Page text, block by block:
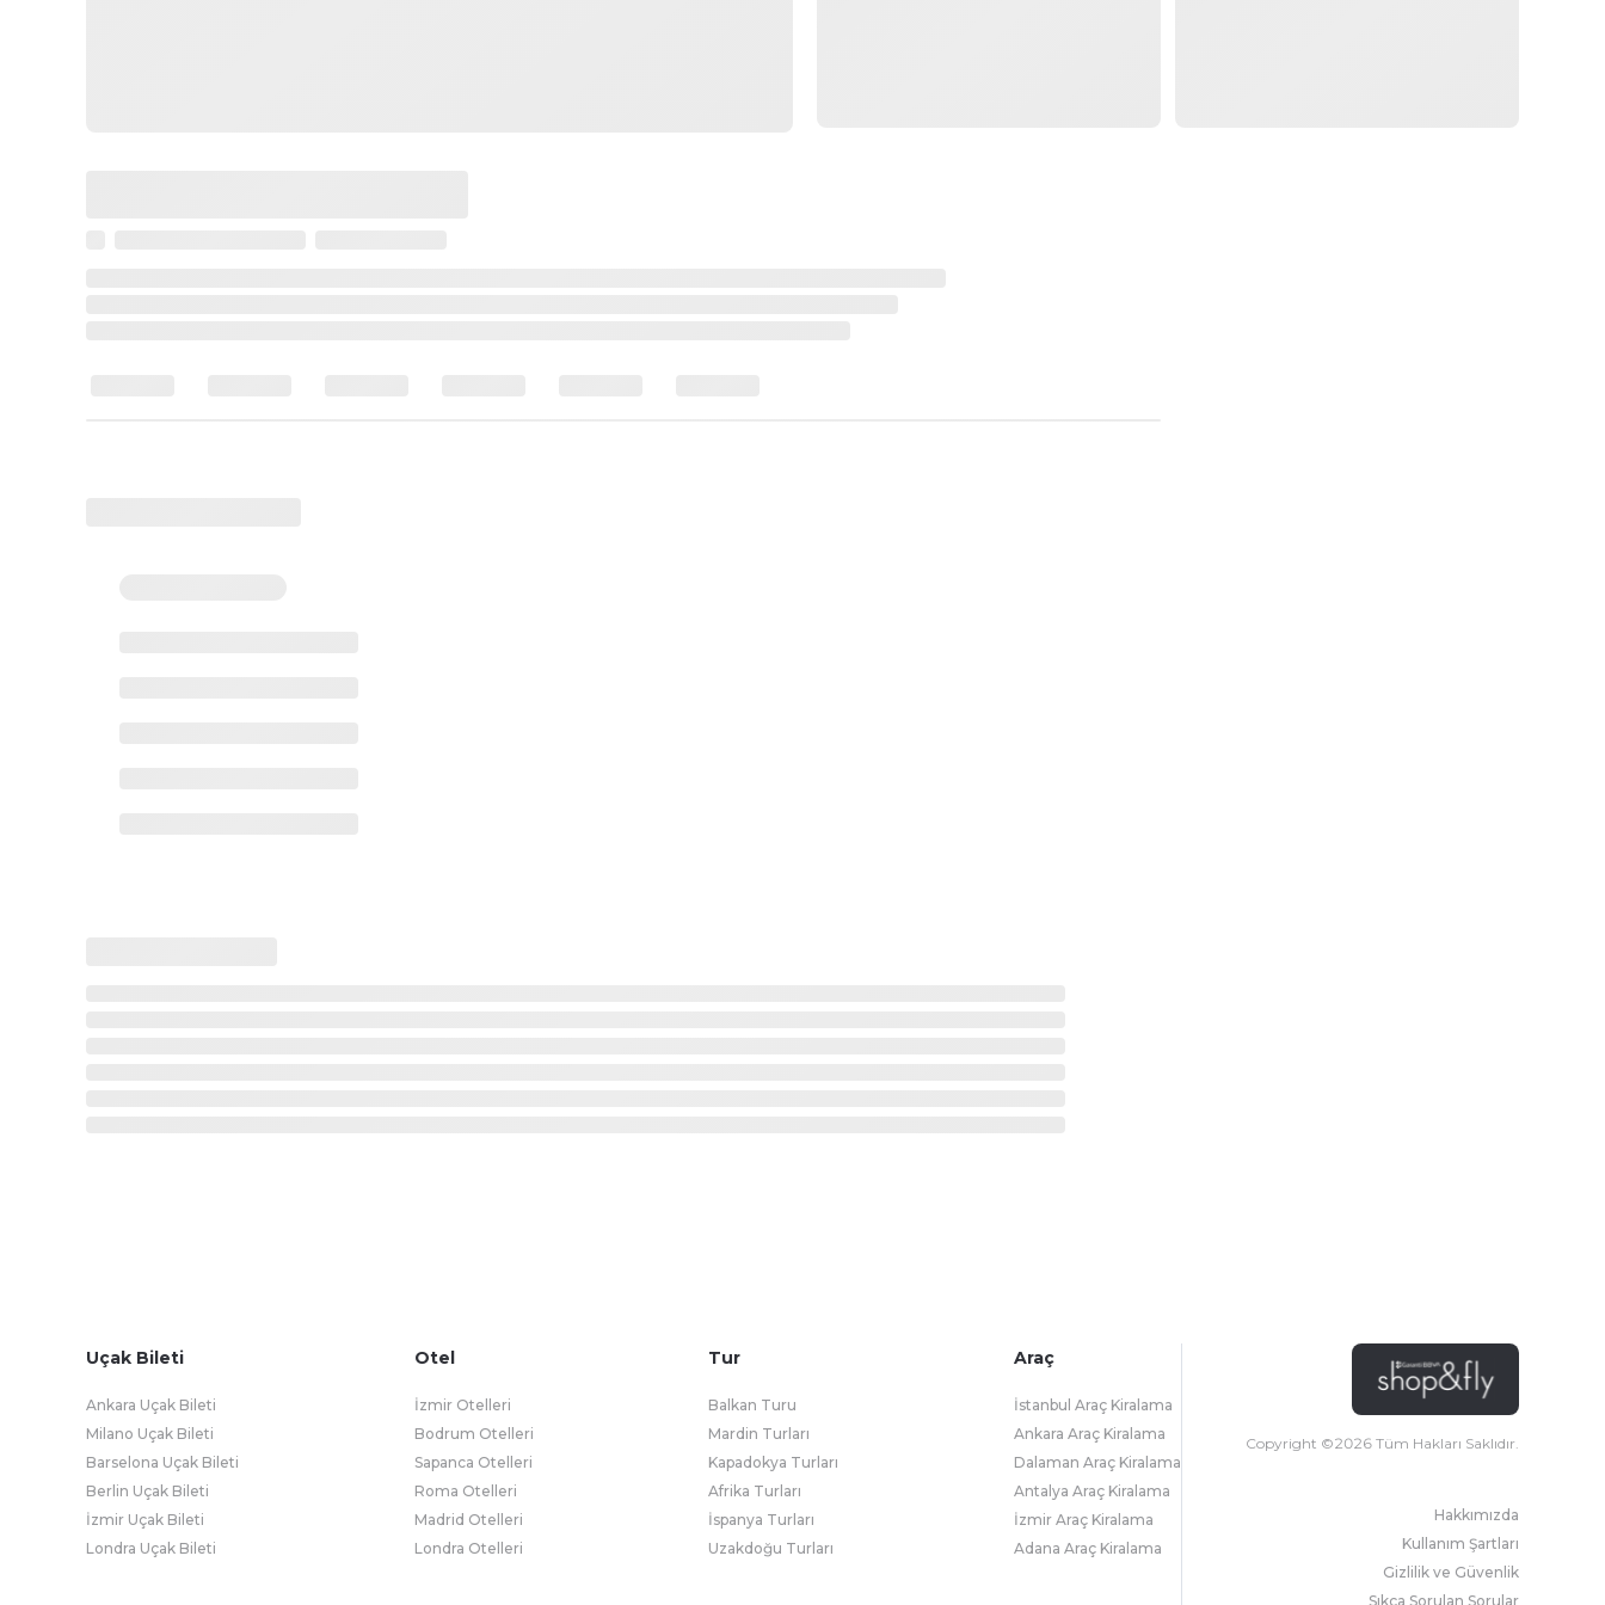
Uçak Bileti
Ankara Uçak Bileti
Milano Uçak Bileti
Barselona Uçak Bileti
Berlin Uçak Bileti
İzmir Uçak Bileti
Londra Uçak Bileti
Otel
İzmir Otelleri
Bodrum Otelleri
Sapanca Otelleri
Roma Otelleri
Madrid Otelleri
Londra Otelleri
Tur
Balkan Turu
Mardin Turları
Kapadokya Turları
Afrika Turları
İspanya Turları
Uzakdoğu Turları
Araç
İstanbul Araç Kiralama
Ankara Araç Kiralama
Dalaman Araç Kiralama
Antalya Araç Kiralama
İzmir Araç Kiralama
Adana Araç Kiralama
Copyright ©2026 Tüm Hakları Saklıdır.
Hakkımızda
Kullanım Şartları
Gizlilik ve Güvenlik
Sıkça Sorulan Sorular